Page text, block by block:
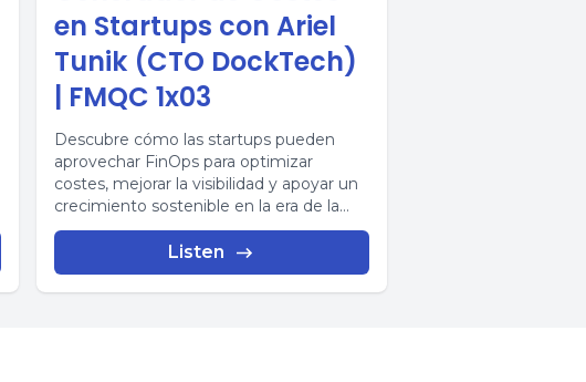
en Startups con Ariel
Tunik (CTO DockTech)
| FMQC 1x03
Descubre cómo las startups pueden
aprovechar FinOps para optimizar
costes, mejorar la visibilidad y apoyar un
crecimiento sostenible en la era de la
nube....
Listen